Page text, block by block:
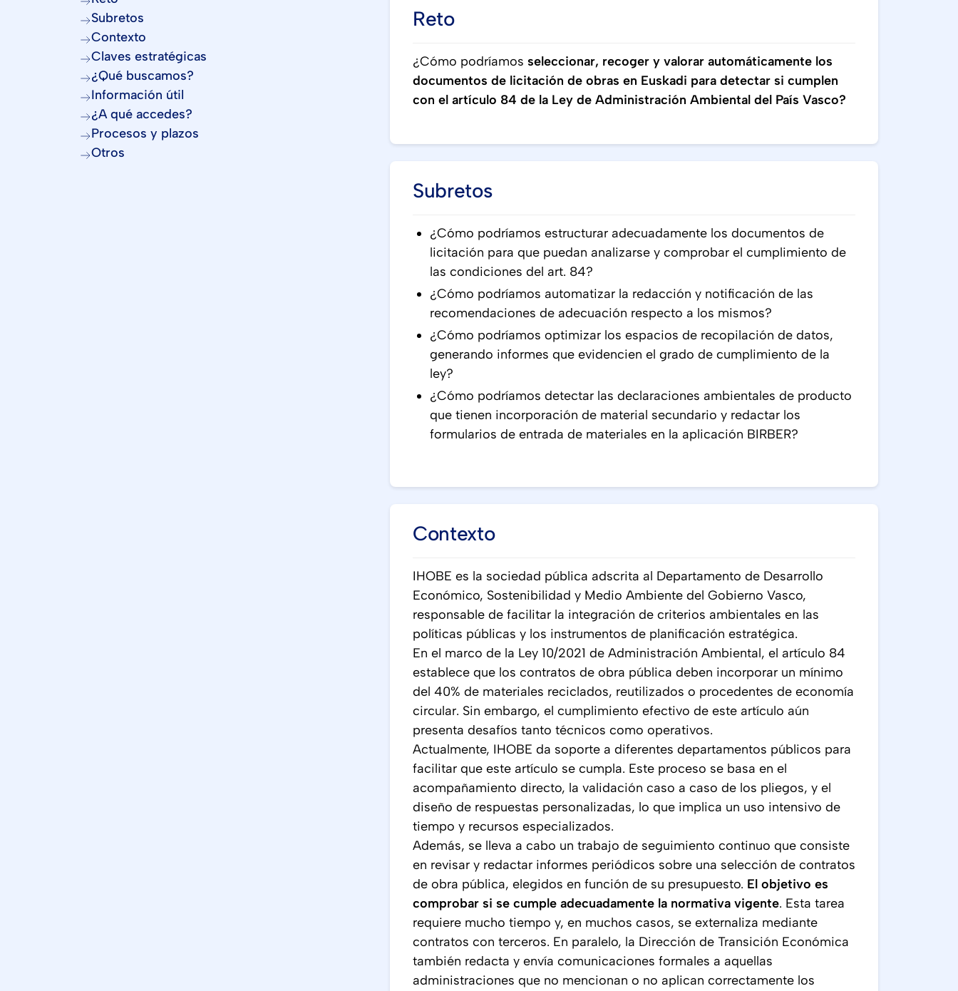
Subretos
Contexto
Claves estratégicas
¿Qué buscamos?
Información útil
¿A qué accedes?
Procesos y plazos
Otros
Reto
¿Cómo podríamos seleccionar, recoger y valorar automáticamente los
documentos de licitación de obras en Euskadi para detectar si cumplen
con el artículo 84 de la Ley de Administración Ambiental del País Vasco?
Subretos
¿Cómo podríamos estructurar adecuadamente los documentos de
licitación para que puedan analizarse y comprobar el cumplimiento de
las condiciones del art. 84?
¿Cómo podríamos automatizar la redacción y notificación de las
recomendaciones de adecuación respecto a los mismos?
¿Cómo podríamos optimizar los espacios de recopilación de datos,
generando informes que evidencien el grado de cumplimiento de la
ley?
¿Cómo podríamos detectar las declaraciones ambientales de producto
que tienen incorporación de material secundario y redactar los
formularios de entrada de materiales en la aplicación BIRBER?
Contexto
IHOBE es la sociedad pública adscrita al Departamento de Desarrollo
Económico, Sostenibilidad y Medio Ambiente del Gobierno Vasco,
responsable de facilitar la integración de criterios ambientales en las
políticas públicas y los instrumentos de planificación estratégica.
En el marco de la Ley 10/2021 de Administración Ambiental, el artículo 84
establece que los contratos de obra pública deben incorporar un mínimo
del 40% de materiales reciclados, reutilizados o procedentes de economía
circular. Sin embargo, el cumplimiento efectivo de este artículo aún
presenta desafíos tanto técnicos como operativos.
Actualmente, IHOBE da soporte a diferentes departamentos públicos para
facilitar que este artículo se cumpla. Este proceso se basa en el
acompañamiento directo, la validación caso a caso de los pliegos, y el
diseño de respuestas personalizadas, lo que implica un uso intensivo de
tiempo y recursos especializados.
Además, se lleva a cabo un trabajo de seguimiento continuo que consiste
en revisar y redactar informes periódicos sobre una selección de contratos
de obra pública, elegidos en función de su presupuesto. El objetivo es
comprobar si se cumple adecuadamente la normativa vigente. Esta tarea
requiere mucho tiempo y, en muchos casos, se externaliza mediante
contratos con terceros. En paralelo, la Dirección de Transición Económica
también redacta y envía comunicaciones formales a aquellas
administraciones que no mencionan o no aplican correctamente los